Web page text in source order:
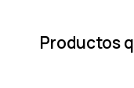
Productos